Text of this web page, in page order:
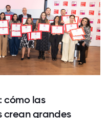
cómo las
crean grandes